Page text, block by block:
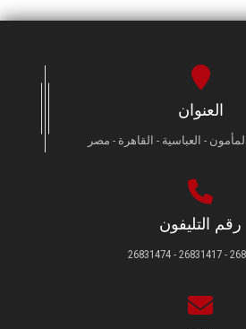
العنوان
- العباسية - القاهرة - مصر
رقم التليفون
26831231 -